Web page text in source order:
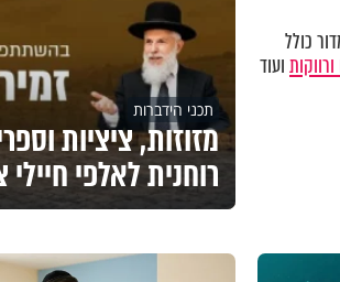
כולל
ועוד
תכני הידברות
מזוזות, ציציות
רוחנית לאלפי